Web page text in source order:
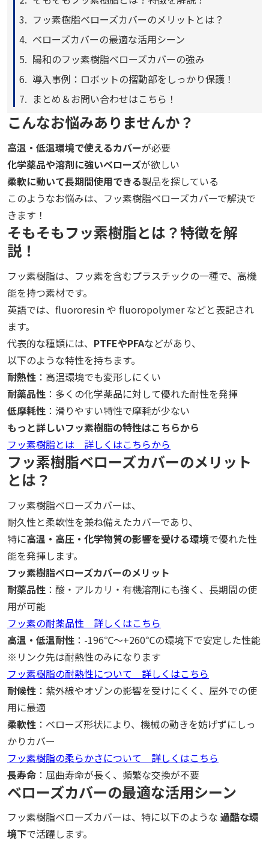
フッ素樹脂ベローズカバーのメリットとは？
ベローズカバーの最適な活用シーン
陽和のフッ素樹脂ベローズカバーの強み
導入事例：ロボットの摺動部をしっかり保護！
まとめ＆お問い合わせはこちら！
こんなお悩みありませんか？
高温・低温環境で使えるカバーが必要
化学薬品や溶剤に強いベローズが欲しい
柔軟に動いて長期間使用できる製品を探している
このようなお悩みは、フッ素樹脂ベローズカバーで解決で
きます！
そもそもフッ素樹脂とは？特徴を解
説！
フッ素樹脂は、フッ素を含むプラスチックの一種で、高機
能を持つ素材です。
英語では、fluororesin や fluoropolymer などと表記され
ます。
代表的な種類には、 PTFEやPFAなどがあり、
以下のような特性を持ちます。
耐熱性 ：高温環境でも変形しにくい
耐薬品性 ：多くの化学薬品に対して優れた耐性を発揮
低摩耗性 ：滑りやすい特性で摩耗が少ない
もっと詳しいフッ素樹脂の特性はこちらから
フッ素樹脂とは 詳しくはこちらから
フッ素樹脂ベローズカバーのメリット
とは？
フッ素樹脂ベローズカバーは、
耐久性と柔軟性を兼ね備えたカバーであり、
特に高温・高圧・化学物質の影響を受ける環境で優れた性
能を発揮します。
フッ素樹脂ベローズカバーのメリット
耐薬品性 ：酸・アルカリ・有機溶剤にも強く、長期間の使
用が可能
フッ素の耐薬品性 詳しくはこちら
高温・低温耐性 ：-196℃～+260℃の環境下で安定した性能
※リンク先は耐熱性のみになります
フッ素樹脂の耐熱性について 詳しくはこちら
耐候性 ：紫外線やオゾンの影響を受けにくく、屋外での使
用に最適
柔軟性 ：ベローズ形状により、機械の動きを妨げずにしっ
かりカバー
フッ素樹脂の柔らかさについて 詳しくはこちら
長寿命 ：屈曲寿命が長く、頻繁な交換が不要
ベローズカバーの最適な活用シーン
フッ素樹脂ベローズカバーは、特に以下のような 過酷な環
境下で活躍します。